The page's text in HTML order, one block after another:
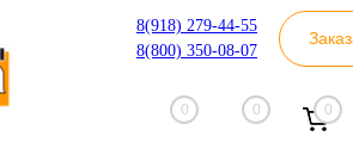
8(918) 279-44-55
8(800) 350-08-07
0 0 0